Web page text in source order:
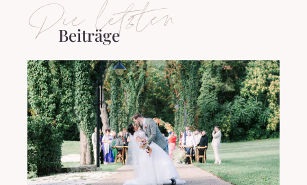
Die letzten
Beiträge